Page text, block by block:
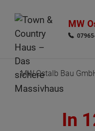
MW
MW Ostalb Bau
In